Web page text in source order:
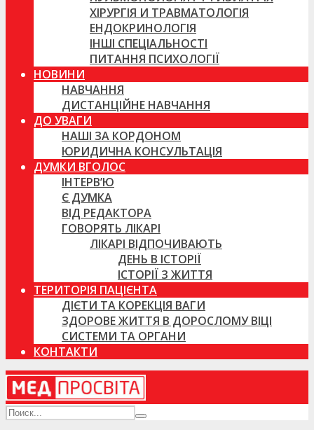
ХІРУРГІЯ И ТРАВМАТОЛОГІЯ
ЕНДОКРИНОЛОГІЯ
ІНШІ СПЕЦІАЛЬНОСТІ
ПИТАННЯ ПСИХОЛОГІЇ
НОВИНИ
НАВЧАННЯ
ДИСТАНЦІЙНЕ НАВЧАННЯ
ДО УВАГИ
НАШІ ЗА КОРДОНОМ
ЮРИДИЧНА КОНСУЛЬТАЦІЯ
ДУМКИ ВГОЛОС
ІНТЕРВ’Ю
Є ДУМКА
ВІД РЕДАКТОРА
ГОВОРЯТЬ ЛІКАРІ
ЛІКАРІ ВІДПОЧИВАЮТЬ
ДЕНЬ В ІСТОРІЇ
ІСТОРІЇ З ЖИТТЯ
ТЕРИТОРІЯ ПАЦІЄНТА
ДІЄТИ ТА КОРЕКЦІЯ ВАГИ
ЗДОРОВЕ ЖИТТЯ В ДОРОСЛОМУ ВІЦІ
СИСТЕМИ ТА ОРГАНИ
КОНТАКТИ